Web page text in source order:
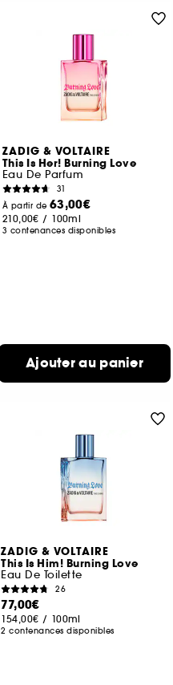
ZADIG & VOLTAIRE
This Is Her! Burning Love
Eau De Parfum
31
À partir de 63,00€
210,00€ / 100ml
3 contenances disponibles
Ajouter au panier
ZADIG & VOLTAIRE
This Is Him! Burning Love
Eau De Toilette
26
77,00€
154,00€ / 100ml
2 contenances disponibles